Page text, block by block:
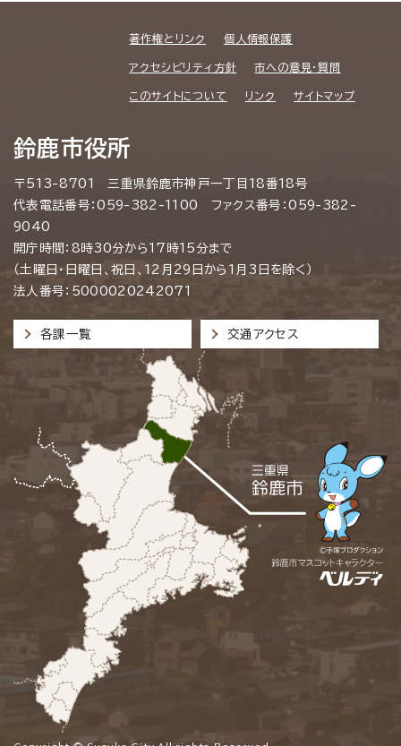
著作権とリンク 個人情報保護
アクセシビリティ方針 市への意見・質問
このサイトについて リンク サイトマップ
鈴鹿市役所
〒513-8701 三重県鈴鹿市神戸一丁目18番18号
代表電話番号：059-382-1100 ファクス番号：059-382-
9040
開庁時間：8時30分から17時15分まで
（土曜日・日曜日、祝日、12月29日から1月3日を除く）
法人番号：5000020242071
各課一覧 交通アクセス